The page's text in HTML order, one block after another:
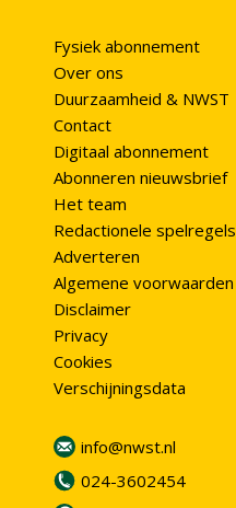
Fysiek abonnement
Over ons
Duurzaamheid & NWST
Contact
Digitaal abonnement
Abonneren nieuwsbrief
Het team
Redactionele spelregels
Adverteren
Algemene voorwaarden
Disclaimer
Privacy
Cookies
Verschijningsdata
info@nwst.nl
024-3602454